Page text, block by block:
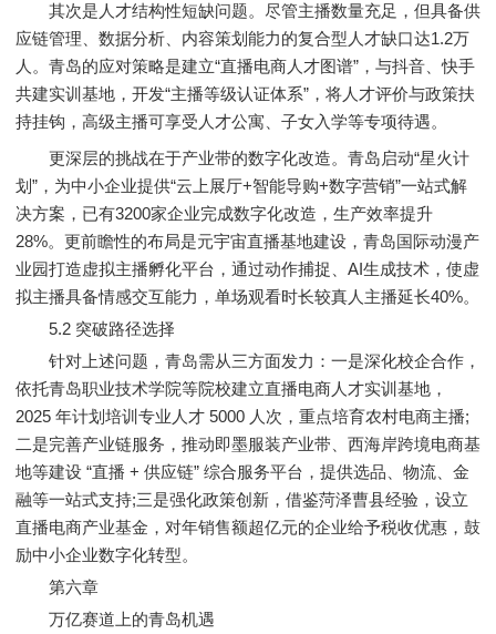
其次是人才结构性短缺问题。尽管主播数量充足，但具备供
应链管理、数据分析、内容策划能力的复合型人才缺口达1.2万
人。青岛的应对策略是建立“直播电商人才图谱”，与抖音、快手
共建实训基地，开发“主播等级认证体系”，将人才评价与政策扶
持挂钩，高级主播可享受人才公寓、子女入学等专项待遇。
更深层的挑战在于产业带的数字化改造。青岛启动“星火计
划”，为中小企业提供“云上展厅+智能导购+数字营销”一站式解
决方案，已有3200家企业完成数字化改造，生产效率提升
28%。更前瞻性的布局是元宇宙直播基地建设，青岛国际动漫产
业园打造虚拟主播孵化平台，通过动作捕捉、AI生成技术，使虚
拟主播具备情感交互能力，单场观看时长较真人主播延长40%。
5.2 突破路径选择
针对上述问题，青岛需从三方面发力：一是深化校企合作，
依托青岛职业技术学院等院校建立直播电商人才实训基地，
2025 年计划培训专业人才 5000 人次，重点培育农村电商主播;
二是完善产业链服务，推动即墨服装产业带、西海岸跨境电商基
地等建设 “直播 + 供应链” 综合服务平台，提供选品、物流、金
融等一站式支持;三是强化政策创新，借鉴菏泽曹县经验，设立
直播电商产业基金，对年销售额超亿元的企业给予税收优惠，鼓
励中小企业数字化转型。
第六章
万亿赛道上的青岛机遇